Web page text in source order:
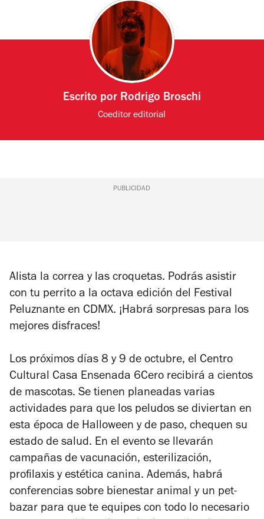
Escrito por Rodrigo Broschi
Coeditor editorial
PUBLICIDAD
Alista la correa y las croquetas. Podrás asistir
con tu perrito a la octava edición del Festival
Peluznante en CDMX. ¡Habrá sorpresas para los
mejores disfraces!
Los próximos días 8 y 9 de octubre, el Centro
Cultural Casa Ensenada 6Cero recibirá a cientos
de mascotas. Se tienen planeadas varias
actividades para que los peludos se diviertan en
esta época de Halloween y de paso, chequen su
estado de salud. En el evento se llevarán
campañas de vacunación, esterilización,
profilaxis y estética canina. Además, habrá
conferencias sobre bienestar animal y un pet-
bazar para que te equipes con todo lo necesario